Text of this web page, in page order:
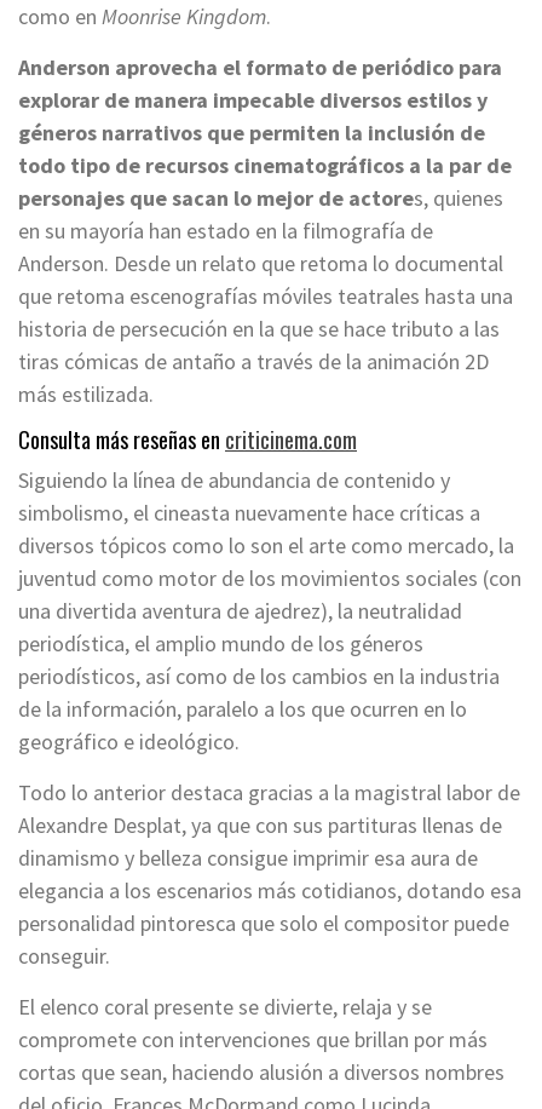
como en Moonrise Kingdom.
Anderson aprovecha el formato de periódico para
explorar de manera impecable diversos estilos y
géneros narrativos que permiten la inclusión de
todo tipo de recursos cinematográficos a la par de
personajes que sacan lo mejor de actores, quienes
en su mayoría han estado en la filmografía de
Anderson. Desde un relato que retoma lo documental
que retoma escenografías móviles teatrales hasta una
historia de persecución en la que se hace tributo a las
tiras cómicas de antaño a través de la animación 2D
más estilizada.
Consulta más reseñas en criticinema.com
Siguiendo la línea de abundancia de contenido y
simbolismo, el cineasta nuevamente hace críticas a
diversos tópicos como lo son el arte como mercado, la
juventud como motor de los movimientos sociales (con
una divertida aventura de ajedrez), la neutralidad
periodística, el amplio mundo de los géneros
periodísticos, así como de los cambios en la industria
de la información, paralelo a los que ocurren en lo
geográfico e ideológico.
Todo lo anterior destaca gracias a la magistral labor de
Alexandre Desplat, ya que con sus partituras llenas de
dinamismo y belleza consigue imprimir esa aura de
elegancia a los escenarios más cotidianos, dotando esa
personalidad pintoresca que solo el compositor puede
conseguir.
El elenco coral presente se divierte, relaja y se
compromete con intervenciones que brillan por más
cortas que sean, haciendo alusión a diversos nombres